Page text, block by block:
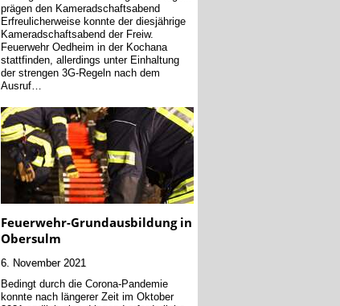
prägen den Kameradschaftsabend
Erfreulicherweise konnte der diesjährige
Kameradschaftsabend der Freiw.
Feuerwehr Oedheim in der Kochana
stattfinden, allerdings unter Einhaltung
der strengen 3G-Regeln nach dem
Ausruf…
Feuerwehr-Grundausbildung in
Obersulm
6. November 2021
Bedingt durch die Corona-Pandemie
konnte nach längerer Zeit im Oktober